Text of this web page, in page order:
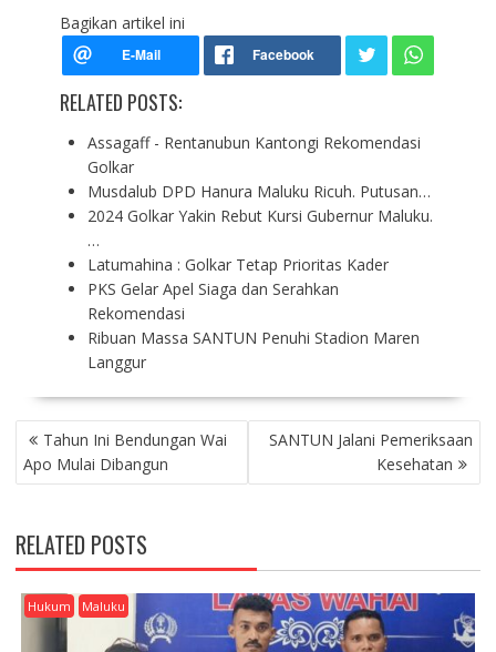
Bagikan artikel ini
RELATED POSTS:
Assagaff - Rentanubun Kantongi Rekomendasi
Golkar
Musdalub DPD Hanura Maluku Ricuh. Putusan…
2024 Golkar Yakin Rebut Kursi Gubernur Maluku.
…
Latumahina : Golkar Tetap Prioritas Kader
PKS Gelar Apel Siaga dan Serahkan
Rekomendasi
Ribuan Massa SANTUN Penuhi Stadion Maren
Langgur
P
O
S
N
A
V
G
Tahun Ini Bendungan Wai
Apo Mulai Dibangun
SANTUN Jalani Pemeriksaan
Kesehatan
RELATED POSTS
Hukum Maluku